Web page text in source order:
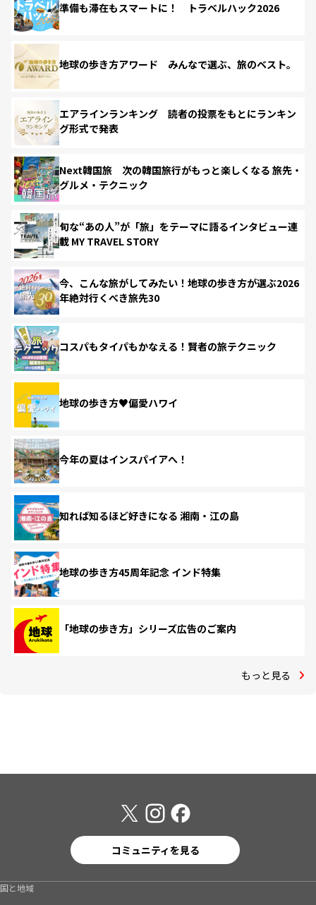
準備も滞在もスマートに！ トラベルハック2026
地球の歩き方アワード みんなで選ぶ、旅のベスト。
エアラインランキング 読者の投票をもとにランキン
グ形式で発表
Next韓国旅 次の韓国旅行がもっと楽しくなる 旅先・
グルメ・テクニック
旬な“あの人”が「旅」をテーマに語るインタビュー連
載 MY TRAVEL STORY
今、こんな旅がしてみたい！地球の歩き方が選ぶ2026
年絶対行くべき旅先30
コスパもタイパもかなえる！賢者の旅テクニック
地球の歩き方♥偏愛ハワイ
今年の夏はインスパイアへ！
知れば知るほど好きになる 湘南・江の島
地球の歩き方45周年記念 インド特集
「地球の歩き方」シリーズ広告のご案内
もっと見る
コミュニティを見る
国と地域